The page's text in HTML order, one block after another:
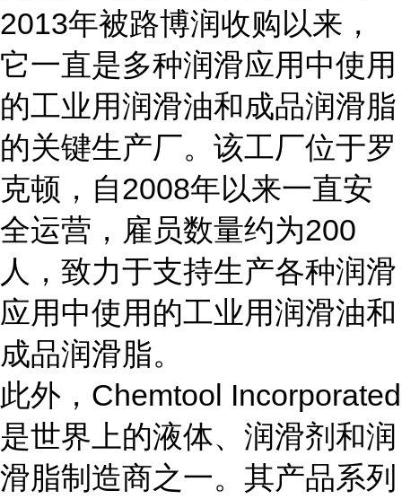
2013年被路博润收购以来，
它一直是多种润滑应用中使用
的工业用润滑油和成品润滑脂
的关键生产厂。该工厂位于罗
克顿，自2008年以来一直安
全运营，雇员数量约为200
人，致力于支持生产各种润滑
应用中使用的工业用润滑油和
成品润滑脂。
此外，Chemtool Incorporated
是世界上的液体、润滑剂和润
滑脂制造商之一。其产品系列